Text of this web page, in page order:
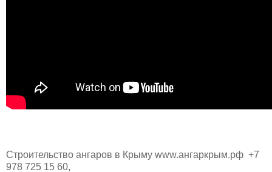
Строительство ангаров в Крыму www.ангаркрым.рф +7
978 725 15 60,